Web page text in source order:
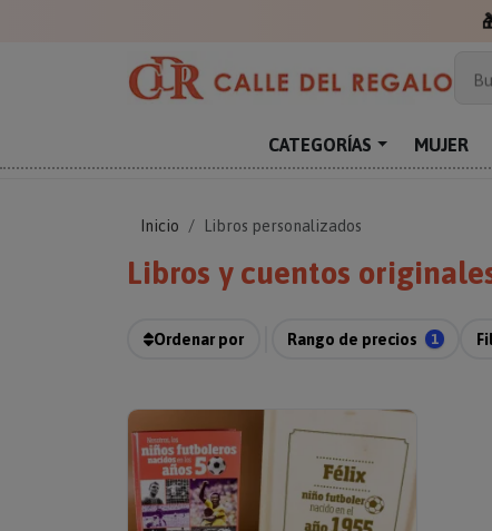
CATEGORÍAS MUJER
Inicio Libros personalizados
Libros y cuentos
Ordenar por Rango de precios 1